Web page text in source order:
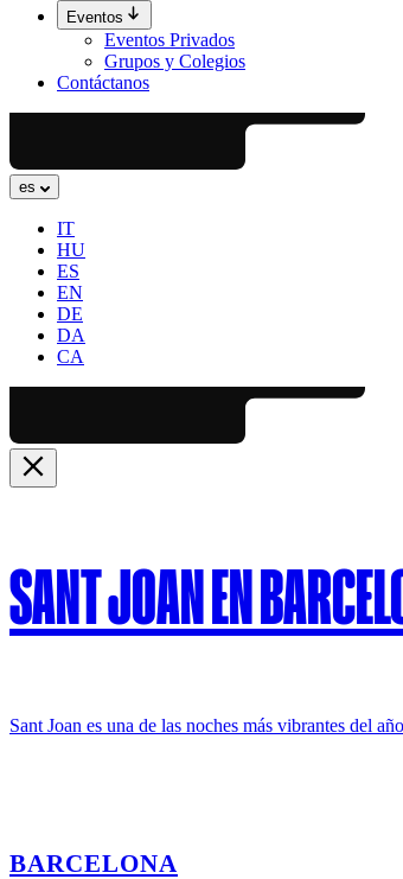
Eventos
Eventos Privados
Grupos y Colegios
Contáctanos
es
IT
HU
ES
EN
DE
DA
CA
SANT JOAN EN
Sant Joan es una de las noches más vibrantes del
BARCELONA